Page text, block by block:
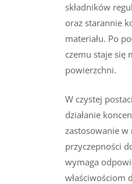
składników
oraz starannie
materiału. Po
czemu staje się
powierzchni.
W czystej
działanie
zastosowanie
przyczepności
wymaga
właściwościom